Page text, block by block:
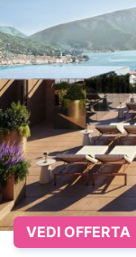
VEDI OFFERTA